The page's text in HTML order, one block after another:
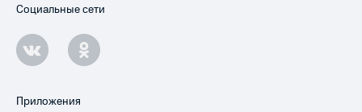
Социальные сети
Приложения